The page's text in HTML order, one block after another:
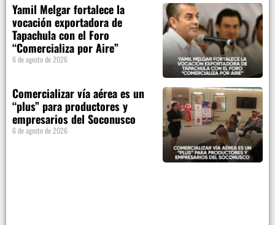
Yamil Melgar fortalece la
vocación exportadora de
Tapachula con el Foro
“Comercializa por Aire”
6 de agosto de 2026
Comercializar vía aérea es un
“plus” para productores y
empresarios del Soconusco
6 de agosto de 2026